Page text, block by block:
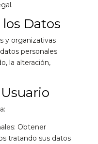
Datos
y organizativas
personales
la alteración,
Obtener
tratando sus datos